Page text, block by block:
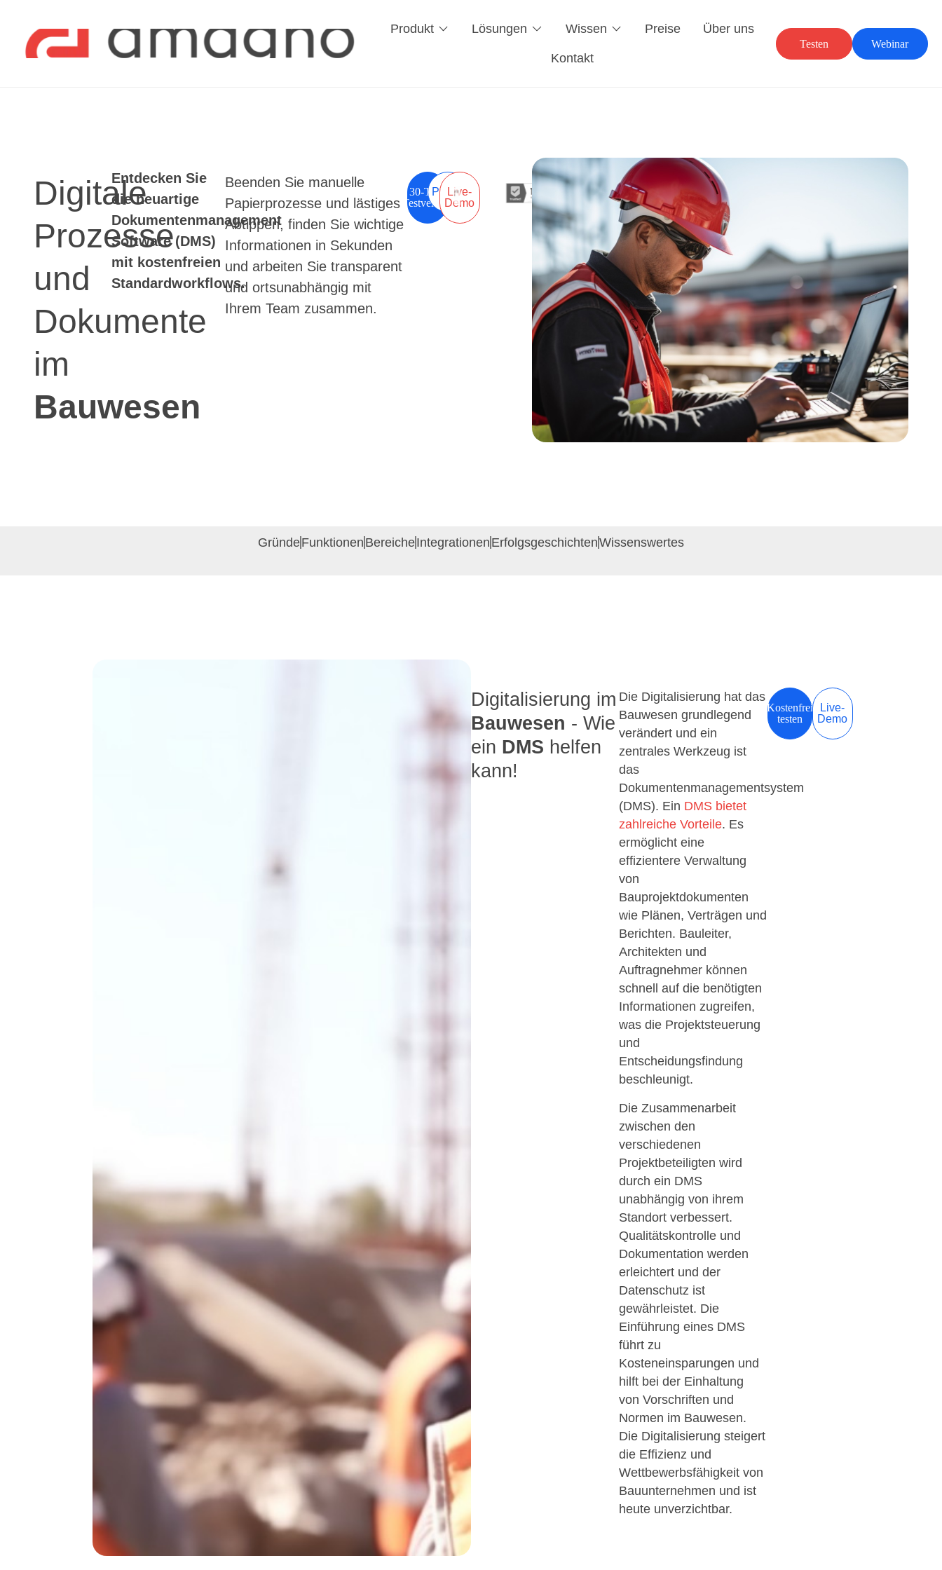
Produkt Lösungen Wissen Preise Über uns
Kontakt
Testen Webinar
Digitale
Prozesse
und
Dokumente
im
Bauwesen
Entdecken Sie
die neuartige
Dokumentenmanagement
Software (DMS)
mit kostenfreien
Standardworkflows.
Beenden Sie manuelle
Papierprozesse und lästiges
Abtippen, finden Sie wichtige
Informationen in Sekunden
und arbeiten Sie transparent
und ortsunabhängig mit
Ihrem Team zusammen.
30-Tage
Testversion
Preise
Live-
Demo
GründeFunktionen BereicheIntegrationen ErfolgsgeschichtenWissenswertes
Digitalisierung im
Bauwesen - Wie
ein DMS helfen
kann!
Die Digitalisierung hat das
Bauwesen grundlegend
verändert und ein
zentrales Werkzeug ist
das
Dokumentenmanagementsystem
(DMS). Ein DMS bietet
zahlreiche Vorteile. Es
ermöglicht eine
effizientere Verwaltung
von
Bauprojektdokumenten
wie Plänen, Verträgen und
Berichten. Bauleiter,
Architekten und
Auftragnehmer können
schnell auf die benötigten
Informationen zugreifen,
was die Projektsteuerung
und
Entscheidungsfindung
beschleunigt.
Die Zusammenarbeit
zwischen den
verschiedenen
Projektbeteiligten wird
durch ein DMS
unabhängig von ihrem
Standort verbessert.
Qualitätskontrolle und
Dokumentation werden
erleichtert und der
Datenschutz ist
gewährleistet. Die
Einführung eines DMS
führt zu
Kosteneinsparungen und
hilft bei der Einhaltung
von Vorschriften und
Normen im Bauwesen.
Die Digitalisierung steigert
die Effizienz und
Wettbewerbsfähigkeit von
Bauunternehmen und ist
heute unverzichtbar.
Kostenfrei
testen
Live-
Demo